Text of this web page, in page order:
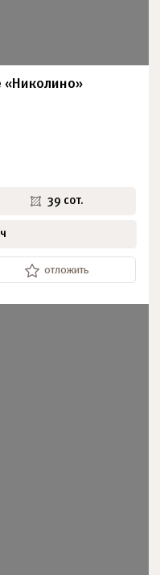
«Николино»
39 сот.
отложить